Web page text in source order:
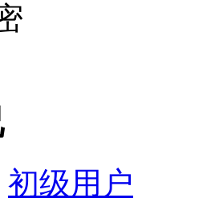
初级用户